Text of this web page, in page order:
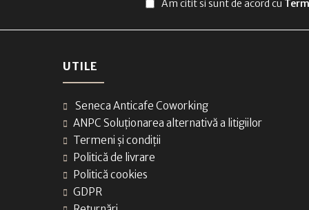
Am citit si sunt de acord cu
UTILE
Seneca Anticafe Coworking
ANPC Soluționarea alternativă a litigiilor
Termeni și condiții
Politică de livrare
Politică cookies
GDPR